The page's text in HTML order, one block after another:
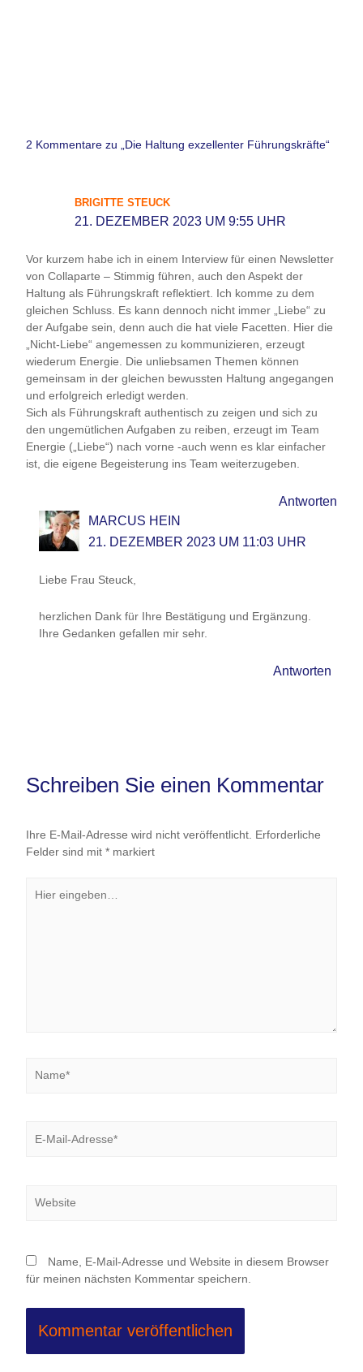
2 Kommentare zu „Die Haltung exzellenter Führungskräfte“
BRIGITTE STEUCK
21. DEZEMBER 2023 UM 9:55 UHR
Vor kurzem habe ich in einem Interview für einen Newsletter
von Collaparte – Stimmig führen, auch den Aspekt der
Haltung als Führungskraft reflektiert. Ich komme zu dem
gleichen Schluss. Es kann dennoch nicht immer „Liebe“ zu
der Aufgabe sein, denn auch die hat viele Facetten. Hier die
„Nicht-Liebe“ angemessen zu kommunizieren, erzeugt
wiederum Energie. Die unliebsamen Themen können
gemeinsam in der gleichen bewussten Haltung angegangen
und erfolgreich erledigt werden.
Sich als Führungskraft authentisch zu zeigen und sich zu
den ungemütlichen Aufgaben zu reiben, erzeugt im Team
Energie („Liebe“) nach vorne -auch wenn es klar einfacher
ist, die eigene Begeisterung ins Team weiterzugeben.
Antworten
MARCUS HEIN
21. DEZEMBER 2023 UM 11:03 UHR
Liebe Frau Steuck,
herzlichen Dank für Ihre Bestätigung und Ergänzung.
Ihre Gedanken gefallen mir sehr.
Antworten
Schreiben Sie einen Kommentar
Ihre E-Mail-Adresse wird nicht veröffentlicht. Erforderliche
Felder sind mit *markiert
eingeben…
Mail-
Name, E-Mail-Adresse und Website in diesem Browser
für meinen nächsten Kommentar speichern.